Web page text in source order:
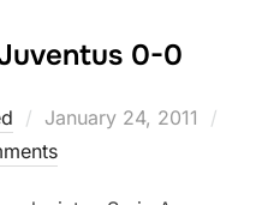
0-0
Posted
on
January 24, 2011